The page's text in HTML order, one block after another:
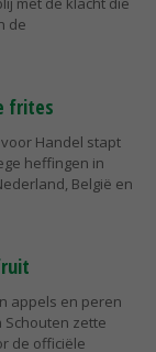
de
frites
Handel stapt
heffingen in
België en
appels en peren
Schouten zette
de officiële